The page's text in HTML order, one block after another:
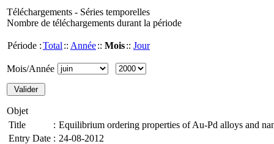
Téléchargements - Séries temporelles
Nombre de téléchargements durant la période
Période :Total :: Année:: Mois:: Jour
Mois/Année
Objet
Title
: Equilibrium ordering properties of Au-Pd alloys and
Entry Date : 24-08-2012